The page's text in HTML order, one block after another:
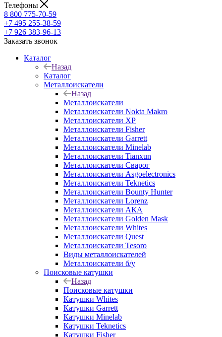
Телефоны
8 800 775-70-59
+7 495 255-38-59
+7 926 383-96-13
Заказать звонок
Каталог
Назад
Каталог
Металлоискатели
Назад
Металлоискатели
Металлоискатели Nokta Makro
Металлоискатели XP
Металлоискатели Fisher
Металлоискатели Garrett
Металлоискатели Minelab
Металлоискатели Tianxun
Металлоискатели Сварог
Металлоискатели Asgoelectronics
Металлоискатели Teknetics
Металлоискатели Bounty Hunter
Металлоискатели Lorenz
Металлоискатели АКА
Металлоискатели Golden Mask
Металлоискатели Whites
Металлоискатели Quest
Металлоискатели Tesoro
Виды металлоискателей
Металлоискатели б/у
Поисковые катушки
Назад
Поисковые катушки
Катушки Whites
Катушки Garrett
Катушки Minelab
Катушки Teknetics
Катушки Fisher